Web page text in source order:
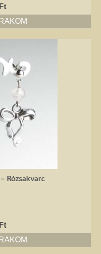
Ft
Rózsakvarc
Ft